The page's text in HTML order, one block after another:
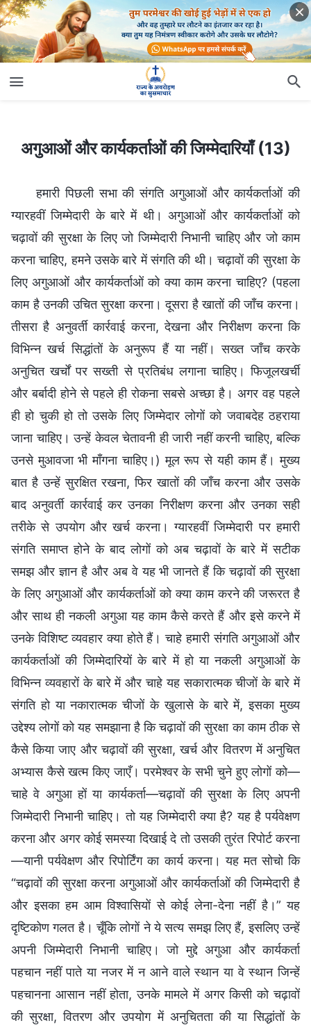
अगुआओं और कार्यकर्ताओं की जिम्मेदारियाँ (13)
अगुआओं और कार्यकर्ताओं की जिम्मेदारियाँ (13)
हमारी पिछली सभा की संगति अगुआओं और कार्यकर्ताओं की
ग्यारहवीं जिम्मेदारी के बारे में थी। अगुआओं और कार्यकर्ताओं को
चढ़ावों की सुरक्षा के लिए जो जिम्मेदारी निभानी चाहिए और जो काम
करना चाहिए, हमने उसके बारे में संगति की थी। चढ़ावों की सुरक्षा के
लिए अगुआओं और कार्यकर्ताओं को क्या काम करना चाहिए? (पहला
काम है उनकी उचित सुरक्षा करना। दूसरा है खातों की जाँच करना।
तीसरा है अनुवर्ती कार्रवाई करना, देखना और निरीक्षण करना कि
विभिन्न खर्च सिद्धांतों के अनुरूप हैं या नहीं। सख्त जाँच करके
अनुचित खर्चों पर सख्ती से प्रतिबंध लगाना चाहिए। फिजूलखर्ची
और बर्बादी होने से पहले ही रोकना सबसे अच्छा है। अगर वह पहले
ही हो चुकी हो तो उसके लिए जिम्मेदार लोगों को जवाबदेह ठहराया
जाना चाहिए। उन्हें केवल चेतावनी ही जारी नहीं करनी चाहिए, बल्कि
उनसे मुआवजा भी माँगना चाहिए।) मूल रूप से यही काम हैं। मुख्य
बात है उन्हें सुरक्षित रखना, फिर खातों की जाँच करना और उसके
बाद अनुवर्ती कार्रवाई कर उनका निरीक्षण करना और उनका सही
तरीके से उपयोग और खर्च करना। ग्यारहवीं जिम्मेदारी पर हमारी
संगति समाप्त होने के बाद लोगों को अब चढ़ावों के बारे में सटीक
समझ और ज्ञान है और अब वे यह भी जानते हैं कि चढ़ावों की सुरक्षा
के लिए अगुआओं और कार्यकर्ताओं को क्या काम करने की जरूरत है
और साथ ही नकली अगुआ यह काम कैसे करते हैं और इसे करने में
उनके विशिष्ट व्यवहार क्या होते हैं। चाहे हमारी संगति अगुआओं और
कार्यकर्ताओं की जिम्मेदारियों के बारे में हो या नकली अगुआओं के
विभिन्न व्यवहारों के बारे में और चाहे यह सकारात्मक चीजों के बारे में
संगति हो या नकारात्मक चीजों के खुलासे के बारे में, इसका मुख्य
उद्देश्य लोगों को यह समझाना है कि चढ़ावों की सुरक्षा का काम ठीक से
कैसे किया जाए और चढ़ावों की सुरक्षा, खर्च और वितरण में अनुचित
अभ्यास कैसे खत्म किए जाएँ। परमेश्वर के सभी चुने हुए लोगों को—
चाहे वे अगुआ हों या कार्यकर्ता—चढ़ावों की सुरक्षा के लिए अपनी
जिम्मेदारी निभानी चाहिए। तो यह जिम्मेदारी क्या है? यह है पर्यवेक्षण
करना और अगर कोई समस्या दिखाई दे तो उसकी तुरंत रिपोर्ट करना
—यानी पर्यवेक्षण और रिपोर्टिंग का कार्य करना। यह मत सोचो कि
“चढ़ावों की सुरक्षा करना अगुआओं और कार्यकर्ताओं की जिम्मेदारी है
और इसका हम आम विश्वासियों से कोई लेना-देना नहीं है।” यह
दृष्टिकोण गलत है। चूँकि लोगों ने ये सत्य समझ लिए हैं, इसलिए उन्हें
अपनी जिम्मेदारी निभानी चाहिए। जो मुद्दे अगुआ और कार्यकर्ता
पहचान नहीं पाते या नजर में न आने वाले स्थान या वे स्थान जिन्हें
पहचानना आसान नहीं होता, उनके मामले में अगर किसी को चढ़ावों
की सुरक्षा, वितरण और उपयोग में अनुचितता की या सिद्धांतों के